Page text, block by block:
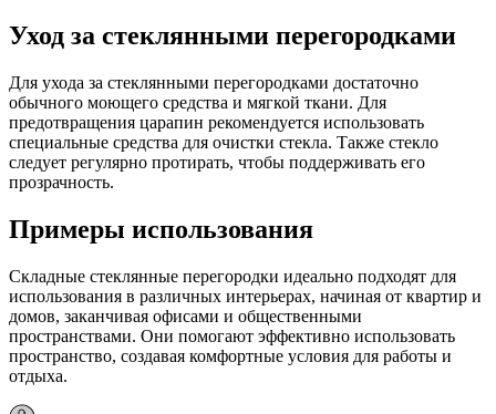
Уход за стеклянными перегородками
Для ухода за стеклянными перегородками достаточно
обычного моющего средства и мягкой ткани. Для
предотвращения царапин рекомендуется использовать
специальные средства для очистки стекла. Также стекло
следует регулярно протирать, чтобы поддерживать его
прозрачность.
Примеры использования
Складные стеклянные перегородки идеально подходят для
использования в различных интерьерах, начиная от квартир и
домов, заканчивая офисами и общественными
пространствами. Они помогают эффективно использовать
пространство, создавая комфортные условия для работы и
отдыха.